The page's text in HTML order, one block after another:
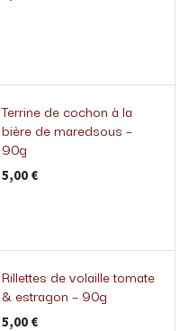
Terrine de cochon à la
bière de maredsous –
90g
5,00€
Rillettes de volaille tomate
& estragon – 90g
5,00€